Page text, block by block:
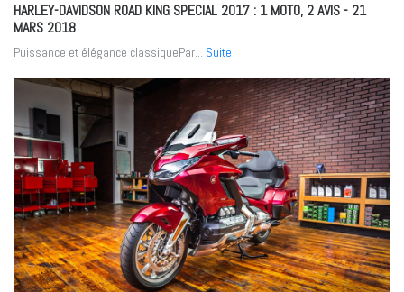
HARLEY-DAVIDSON ROAD KING SPECIAL 2017 : 1 MOTO, 2 AVIS- 21
MARS 2018
Puissance et élégance classiquePar... Suite